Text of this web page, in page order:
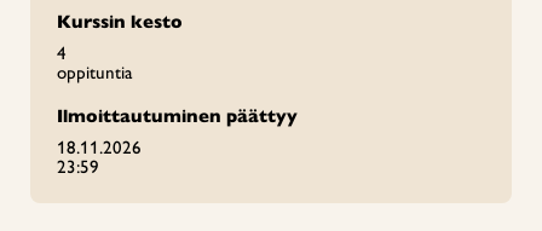
Kurssin kesto
4
oppituntia
Ilmoittautuminen päättyy
18.11.2026
23:59